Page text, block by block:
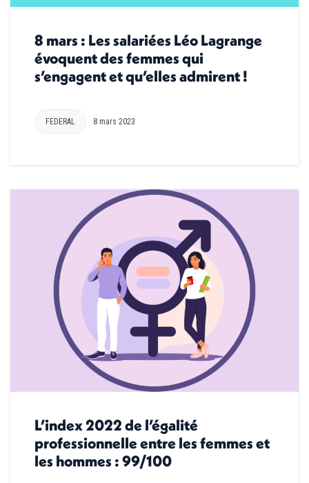
8 mars : Les salariées Léo Lagrange
évoquent des femmes qui
s’engagent et qu’elles admirent !
FEDERAL 8 mars 2023
L’index 2022 de l’égalité
professionnelle entre les femmes et
les hommes : 99/100